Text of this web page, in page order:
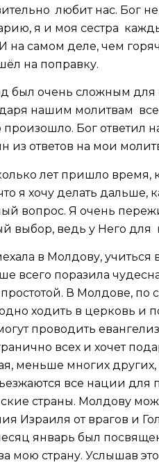
любит нас. Бог
я и моя сестра
на самом деле, чем
на поправку.
был очень сложным для
нашим молитвам
произошло. Бог ответил
из ответов на мои
лет пришло время,
я хочу делать дальше,
вопрос. Я очень
выбор, ведь у Него для
в Молдову, учиться
всего поразила
В Молдове, по
ходить в церковь и
проводить
всех и хочет
меньше многих
все нации для
страны. Молдову
Израиля от врагов и
январь был
мою страну. Услышав